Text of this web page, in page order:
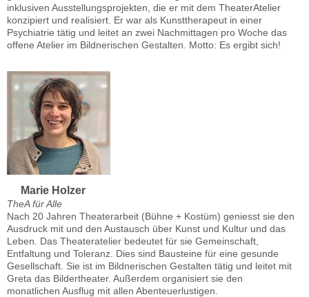
inklusiven Ausstellungsprojekten, die er mit dem TheaterAtelier
konzipiert und realisiert. Er war als Kunsttherapeut in einer
Psychiatrie tätig und leitet an zwei Nachmittagen pro Woche das
offene Atelier im Bildnerischen Gestalten. Motto: Es ergibt sich!
Marie Holzer
TheA für Alle
Nach 20 Jahren Theaterarbeit (Bühne + Kostüm) geniesst sie den
Ausdruck mit und den Austausch über Kunst und Kultur und das
Leben. Das Theateratelier bedeutet für sie Gemeinschaft,
Entfaltung und Toleranz. Dies sind Bausteine für eine gesunde
Gesellschaft. Sie ist im Bildnerischen Gestalten tätig und leitet mit
Greta das Bildertheater. Außerdem organisiert sie den
monatlichen Ausflug mit allen Abenteuerlustigen.